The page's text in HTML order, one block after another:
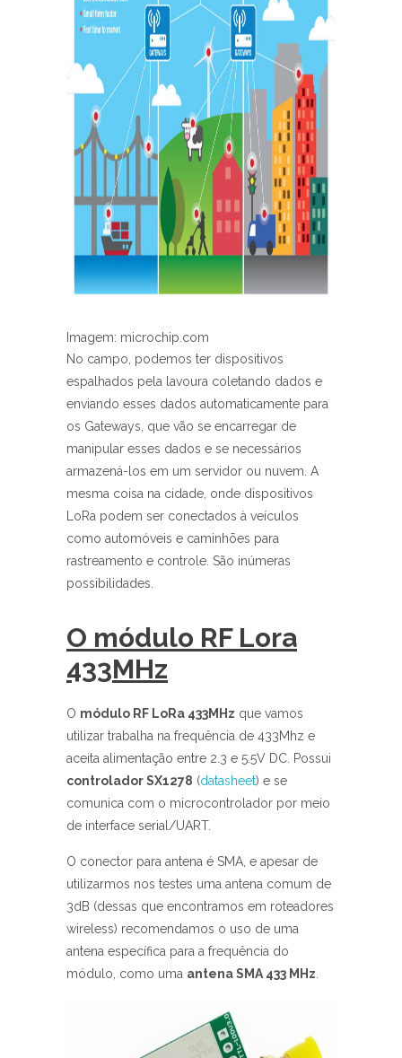
Imagem: microchip.com
No campo, podemos ter dispositivos
espalhados pela lavoura coletando dados e
enviando esses dados automaticamente para
os Gateways, que vão se encarregar de
manipular esses dados e se necessários
armazená-los em um servidor ou nuvem. A
mesma coisa na cidade, onde dispositivos
LoRa podem ser conectados à veículos
como automóveis e caminhões para
rastreamento e controle. São inúmeras
possibilidades.
O módulo RF Lora
433MHz
O módulo RF LoRa 433MHz que vamos
utilizar trabalha na frequência de 433Mhz e
aceita alimentação entre 2.3 e 5.5V DC. Possui
controlador SX1278 (datasheet) e se
comunica com o microcontrolador por meio
de interface serial/UART.
O conector para antena é SMA, e apesar de
utilizarmos nos testes uma antena comum de
3dB (dessas que encontramos em roteadores
wireless) recomendamos o uso de uma
antena específica para a frequência do
módulo, como uma antena SMA 433 MHz